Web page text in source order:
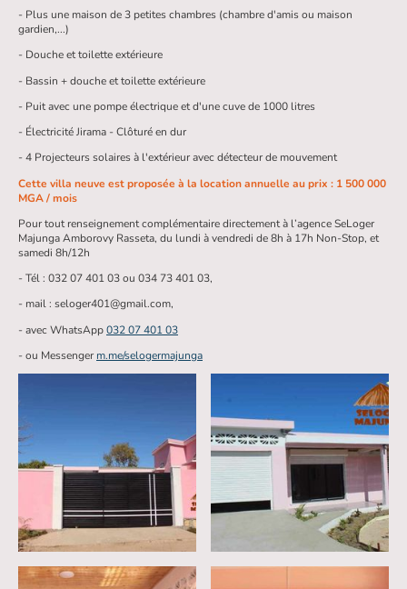
- Plus une maison de 3 petites chambres (chambre d'amis ou maison
gardien,...)
- Douche et toilette extérieure
- Bassin + douche et toilette extérieure
- Puit avec une pompe électrique et d'une cuve de 1000 litres
- Électricité Jirama - Clôturé en dur
- 4 Projecteurs solaires à l'extérieur avec détecteur de mouvement
Cette villa neuve est proposée à la location annuelle au prix : 1 500 000
MGA / mois
Pour tout renseignement complémentaire directement à l’agence SeLoger
Majunga Amborovy Rasseta, du lundi à vendredi de 8h à 17h Non-Stop, et
samedi 8h/12h
- Tél : 032 07 401 03 ou 034 73 401 03,
- mail : seloger401@gmail.com,
- avec WhatsApp032 07 401 03
- ou Messenger m.me/selogermajunga